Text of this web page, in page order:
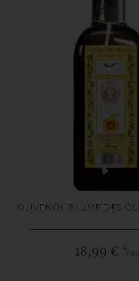
OLIVENÖL BLUME DES
18,99 € */